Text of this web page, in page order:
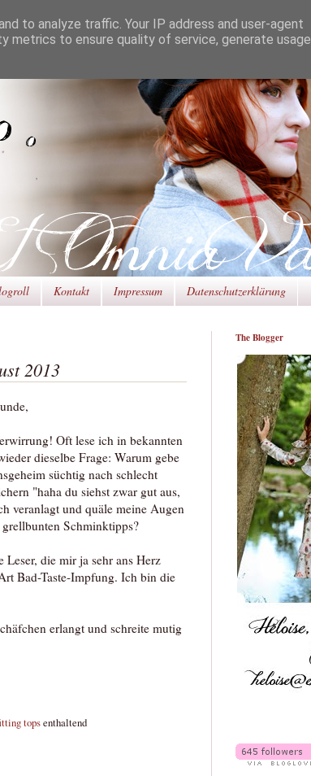
Kontakt Impressum Datenschutzerklärung
2013
Oft lese ich in bekannten
dieselbe Frage: Warum gebe
süchtig nach schlecht
"haha du siehst zwar gut aus,
veranlagt und quäle meine Augen
Schminktipps?
die mir ja sehr ans Herz
Bad-Taste-Impfung. Ich bin die
erlangt und schreite mutig
topsenthaltend
The Blogger
to analyze traffic. Your IP address and user-agent
metrics to ensure quality of service, generate usage